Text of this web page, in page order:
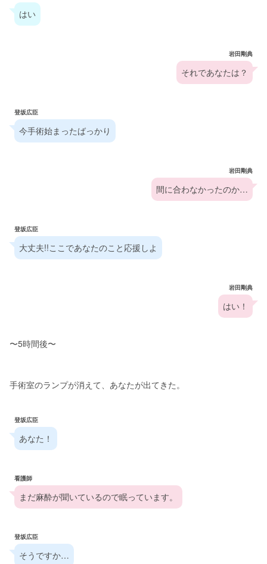
はい
岩田剛典
それであなたは？
登坂広臣
今手術始まったばっかり
岩田剛典
間に合わなかったのか…
登坂広臣
大丈夫!!ここであなたのこと応援しよ
岩田剛典
はい！
〜5時間後〜
手術室のランプが消えて、あなたが出てきた。
登坂広臣
あなた！
看護師
まだ麻酔が聞いているので眠っています。
登坂広臣
そうですか…